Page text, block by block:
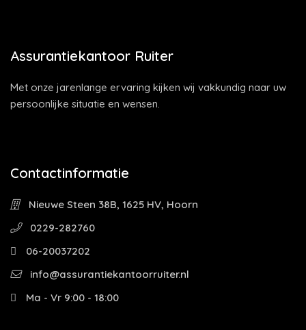
Assurantiekantoor Ruiter
Met onze jarenlange ervaring kijken wij vakkundig naar uw
persoonlijke situatie en wensen.
Contactinformatie
Nieuwe Steen 38B, 1625 HV, Hoorn
0229-282760
06-20037202
info@assurantiekantoorruiter.nl
Ma - Vr 9:00 - 18:00